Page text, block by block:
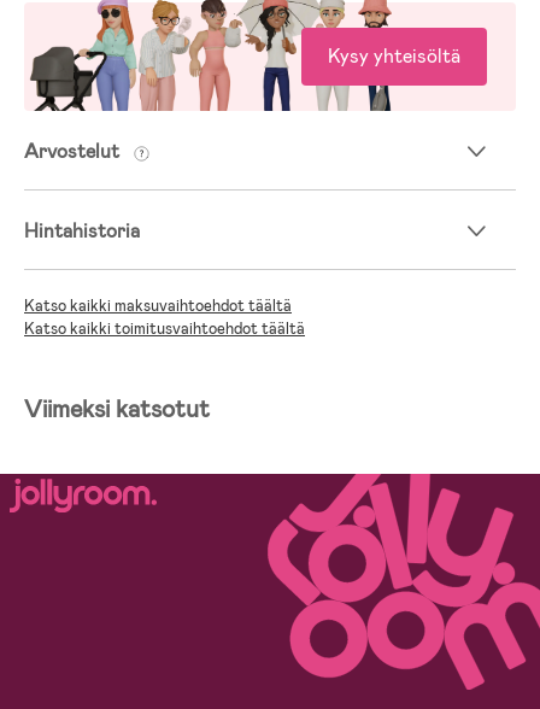
Kysy yhteisöltä
Arvostelut
Hintahistoria
Katso kaikki maksuvaihtoehdot täältä
Katso kaikki toimitusvaihtoehdot täältä
Viimeksi katsotut